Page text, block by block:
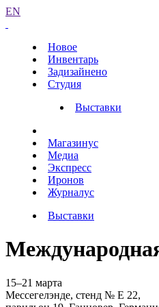
EN
Новое
Инвентарь
Задизайнено
Студия
Выставки
Магазинус
Медиа
Экспресс
Иронов
Журналус
Выставки
15–21 марта
Мессегелэнде, стенд № Е 22,